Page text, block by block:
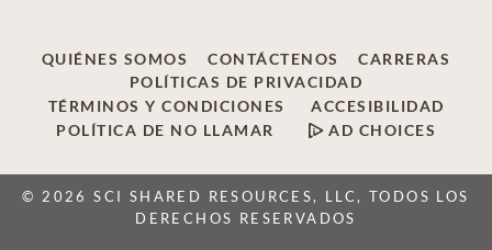
QUIÉNES SOMOS CONTÁCTENOS
CARRERAS
POLÍTICAS DE PRIVACIDAD
TÉRMINOS Y CONDICIONES
ACCESIBILIDAD
POLÍTICA DE NO LLAMAR
AD CHOICES
© 2026 SCI SHARED RESOURCES, LLC, TODOS LOS
DERECHOS RESERVADOS